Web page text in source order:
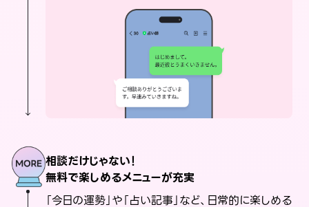
相談だけじゃない！
無料で楽しめるメニューが充実
「今日の運勢」や「占い記事」など、日常的に楽しめる